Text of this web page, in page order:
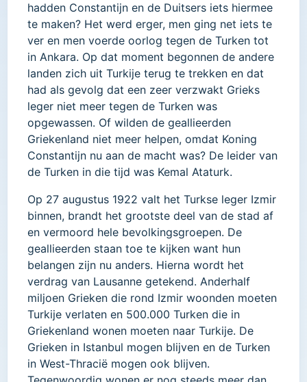
hadden Constantijn en de Duitsers iets hiermee
te maken? Het werd erger, men ging net iets te
ver en men voerde oorlog tegen de Turken tot
in Ankara. Op dat moment begonnen de andere
landen zich uit Turkije terug te trekken en dat
had als gevolg dat een zeer verzwakt Grieks
leger niet meer tegen de Turken was
opgewassen. Of wilden de geallieerden
Griekenland niet meer helpen, omdat Koning
Constantijn nu aan de macht was? De leider van
de Turken in die tijd was Kemal Ataturk.
Op 27 augustus 1922 valt het Turkse leger Izmir
binnen, brandt het grootste deel van de stad af
en vermoord hele bevolkingsgroepen. De
geallieerden staan toe te kijken want hun
belangen zijn nu anders. Hierna wordt het
verdrag van Lausanne getekend. Anderhalf
miljoen Grieken die rond Izmir woonden moeten
Turkije verlaten en 500.000 Turken die in
Griekenland wonen moeten naar Turkije. De
Grieken in Istanbul mogen blijven en de Turken
in West-Thracië mogen ook blijven.